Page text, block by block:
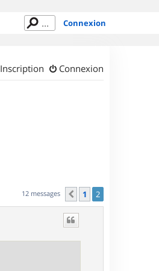
Connexion
Connexion
Inscription
12 messages Précédent
1 2